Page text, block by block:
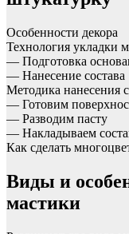
Особенности декора
Технология укладки
— Подготовка
— Нанесение состава
Методика нанесения
— Готовим
— Разводим пасту
— Накладываем
Как сделать
Виды и
мастики